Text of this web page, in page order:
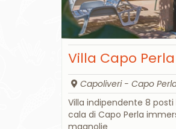
Villa Capo Perla
Capoliveri - Capo
Villa indipendente 8
cala di Capo Perla
magnolie